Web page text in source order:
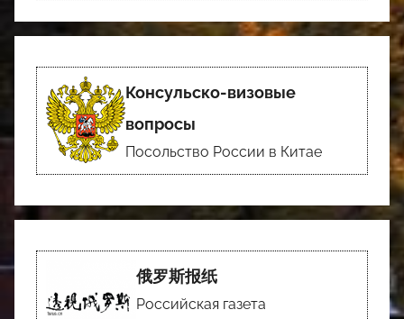
Консульско-визовые
вопросы
Посольство России в Китае
俄罗斯报纸
Российская газета